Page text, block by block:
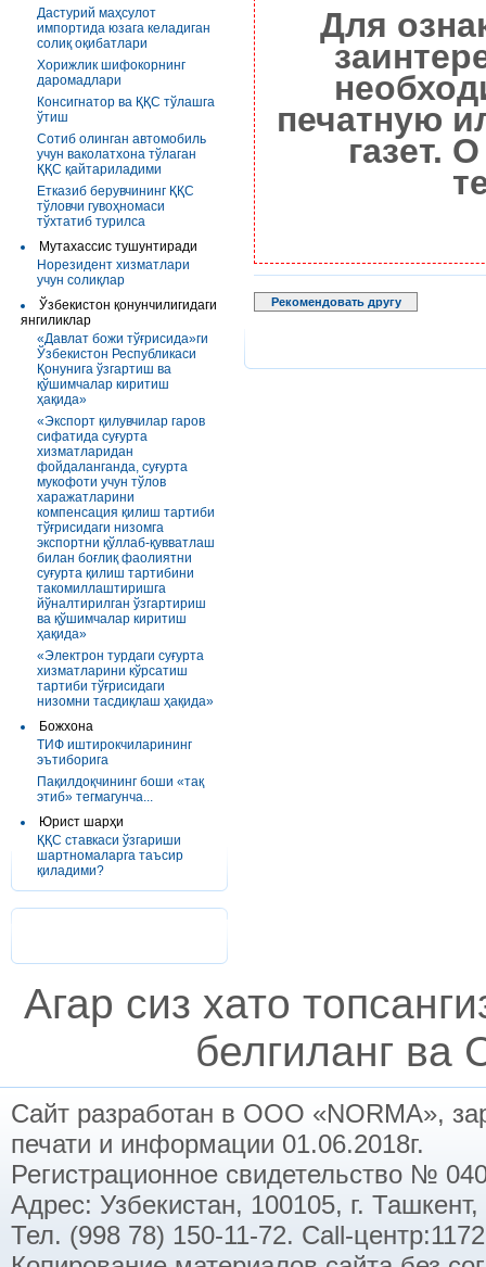
Дастурий маҳсулот
импортида юзага келадиган
солиқ оқибатлари
Хорижлик шифокорнинг
даромадлари
Консигнатор ва ҚҚС тўлашга
ўтиш
Сотиб олинган автомобиль
учун ваколатхона тўлаган
ҚҚС қайтариладими
Етказиб берувчининг ҚҚС
тўловчи гувоҳномаси
тўхтатиб турилса
Мутахассис тушунтиради
Норезидент хизматлари
учун солиқлар
Ўзбекистон қонунчилигидаги
янгиликлар
«Давлат божи тўғрисида»ги
Ўзбекистон Республикаси
Қонунига ўзгартиш ва
қўшимчалар киритиш
ҳақида»
«Экспорт қилувчилар гаров
сифатида суғурта
хизматларидан
фойдаланганда, суғурта
мукофоти учун тўлов
харажатларини
компенсация қилиш тартиби
тўғрисидаги низомга
экспортни қўллаб-қувватлаш
билан боғлиқ фаолиятни
суғурта қилиш тартибини
такомиллаштиришга
йўналтирилган ўзгартириш
ва қўшимчалар киритиш
ҳақида»
«Электрон турдаги суғурта
хизматларини кўрсатиш
тартиби тўғрисидаги
низомни тасдиқлаш ҳақида»
Божхона
ТИФ иштирокчиларининг
эътиборига
Пақилдоқчининг боши «тақ
этиб» тегмагунча...
Юрист шарҳи
ҚҚС ставкаси ўзгариши
шартномаларга таъсир
қиладими?
Для
печатную
газет.
Рекомендовать другу
Агар сиз хато
белгиланг ва
Сайт разработан в ООО «NORMA»,
печати и информации 01.06.2018г.
Регистрационное свидетельство №
Адрес: Узбекистан, 100105, г.
Тел. (998 78) 150-11-72. Call-